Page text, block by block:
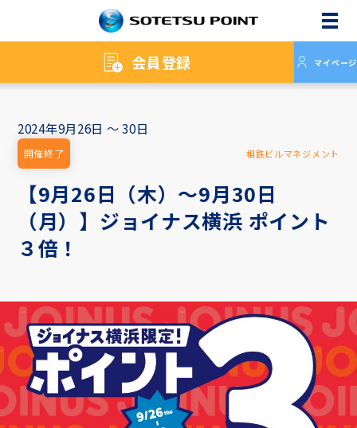
会員登録 マイページ
メニ
2024年9月26日 ～ 30日
相鉄ビルマネジメント
開催終了
【9月26日（木）～9月30日
（月）】ジョイナス横浜 ポイント
３倍！